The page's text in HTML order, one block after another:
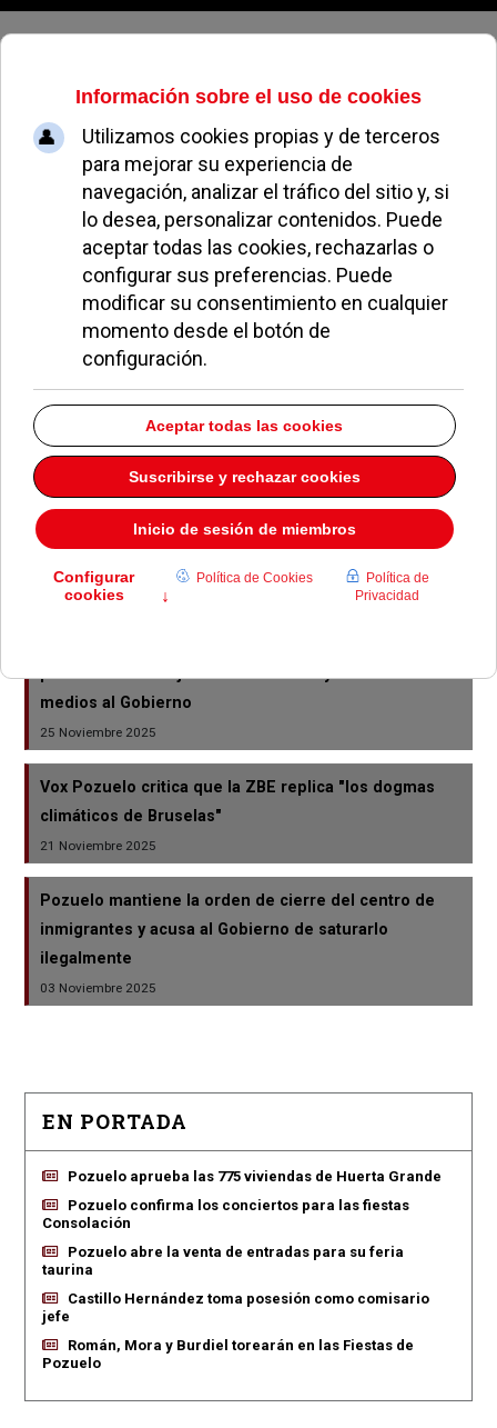
Miercoles, 05 de agosto de 2026
Gobierno de España
Serrano destaca en Pozuelo la apuesta de Tejero por
la vivienda joven
26 Mayo 2026
El PSOE abre un punto de información sobre la
regularización y el Ayuntamiento rechaza la iniciativa
por “dar apariencia de oficialidad”
El Pleno de Pozuelo rechaza la regularización masiva
19 Febrero 2026
medios al Gobierno
25 Noviembre 2025
Vox Pozuelo critica que la ZBE replica "los dogmas
climáticos de Bruselas"
21 Noviembre 2025
Pozuelo mantiene la orden de cierre del centro de
inmigrantes y acusa al Gobierno de saturarlo
ilegalmente
03 Noviembre 2025
EN PORTADA
Pozuelo aprueba las 775 viviendas de Huerta Grande
Pozuelo confirma los conciertos para las fiestas
Consolación
Pozuelo abre la venta de entradas para su feria
taurina
Castillo Hernández toma posesión como comisario
jefe
Román, Mora y Burdiel torearán en las Fiestas de
Pozuelo